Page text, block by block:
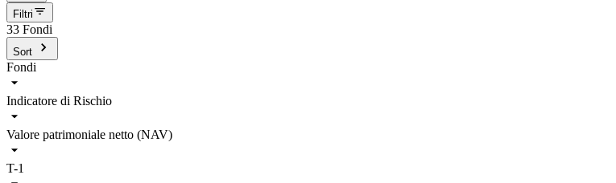
Sono un intermediario finanziario o un investitore istituzionale e cerco informazioni o soluzioni di investimento.
Filtri
33 Fondi
Sort
Fondi
Indica­tore di Rischio
Valore patrimoniale netto (NAV)
T-1